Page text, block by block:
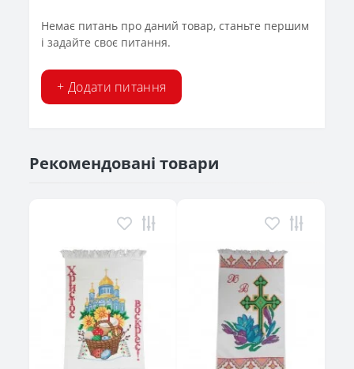
Немає питань про даний товар, станьте першим
і задайте своє питання.
+ Додати питання
Рекомендовані товари